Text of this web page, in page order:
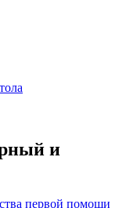
и
первой помощи